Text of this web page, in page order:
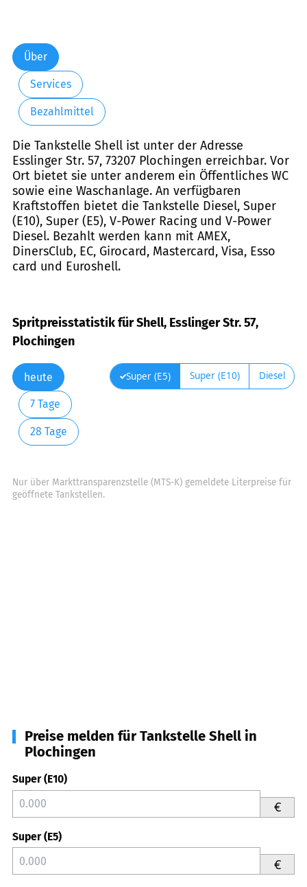
Über
Services
Bezahlmittel
Die Tankstelle Shell ist unter der Adresse
Esslinger Str. 57, 73207 Plochingen erreichbar. Vor
Ort bietet sie unter anderem ein Öffentliches WC
sowie eine Waschanlage. An verfügbaren
Kraftstoffen bietet die Tankstelle Diesel, Super
(E10), Super (E5), V-Power Racing und V-Power
Diesel. Bezahlt werden kann mit AMEX,
DinersClub, EC, Girocard, Mastercard, Visa, Esso
card und Euroshell.
Spritpreisstatistik für Shell, Esslinger Str. 57,
Plochingen
heute
7 Tage
28 Tage
Super (E5) Super (E10) Diesel
Nur über Markttransparenzstelle (MTS-K) gemeldete Literpreise für
geöffnete Tankstellen.
Preise melden für Tankstelle Shell in
Plochingen
Super (E10)
€
Super (E5)
€